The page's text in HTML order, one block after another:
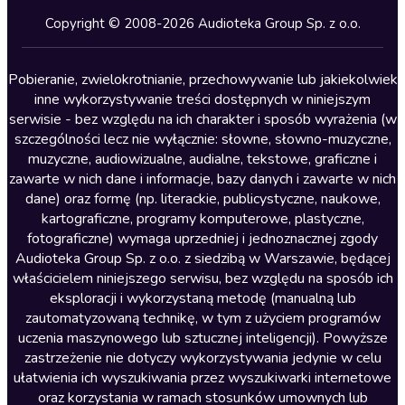
Kryminały
Lektury szkolne
Literatura anglojęzyczna
Literatura faktu
Literatura obyczajowa
Literatura piękna obca
Literatura piękna polska
Nagrania relaksacyjne
Nauka języków
Nauki humanistyczne
Podcasty i audycje
Polityka
Prasa
Copyright © 2008-2026 Audioteka Group Sp. z o.o.
Pobieranie, zwielokrotnianie, przechowywanie lub jakiekolwiek
inne wykorzystywanie treści dostępnych w niniejszym
serwisie - bez względu na ich charakter i sposób wyrażenia (w
szczególności lecz nie wyłącznie: słowne, słowno-muzyczne,
muzyczne, audiowizualne, audialne, tekstowe, graficzne i
zawarte w nich dane i informacje, bazy danych i zawarte w nich
dane) oraz formę (np. literackie, publicystyczne, naukowe,
kartograficzne, programy komputerowe, plastyczne,
fotograficzne) wymaga uprzedniej i jednoznacznej zgody
Audioteka Group Sp. z o.o. z siedzibą w Warszawie, będącej
właścicielem niniejszego serwisu, bez względu na sposób ich
eksploracji i wykorzystaną metodę (manualną lub
zautomatyzowaną technikę, w tym z użyciem programów
uczenia maszynowego lub sztucznej inteligencji). Powyższe
zastrzeżenie nie dotyczy wykorzystywania jedynie w celu
ułatwienia ich wyszukiwania przez wyszukiwarki internetowe
oraz korzystania w ramach stosunków umownych lub